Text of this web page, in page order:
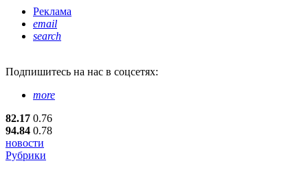
Реклама
email
search
Подпишитесь на нас в соцсетях:
more
82.17 0.76
94.84 0.78
новости
Рубрики